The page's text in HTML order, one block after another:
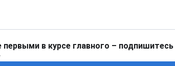
первыми в курсе главного – подпишитесь